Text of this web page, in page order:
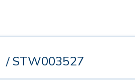
/ STW003527